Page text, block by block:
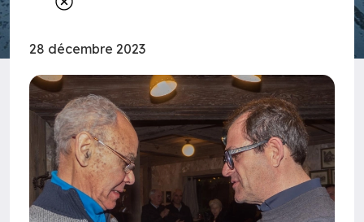
28 décembre 2023